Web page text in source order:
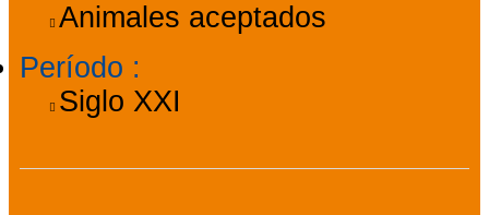
Animales aceptados
Período :
Siglo XXI